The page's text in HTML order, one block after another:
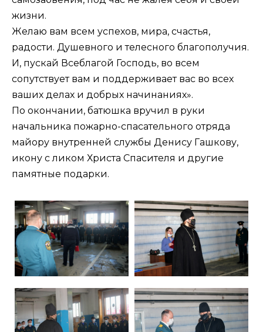
жизни.
Желаю вам всем успехов, мира, счастья,
радости. Душевного и телесного благополучия.
И, пускай Всеблагой Господь, во всем
сопутствует вам и поддерживает вас во всех
ваших делах и добрых начинаниях».
По окончании, батюшка вручил в руки
начальника пожарно-спасательного отряда
майору внутренней службы Денису Гашкову,
икону с ликом Христа Спасителя и другие
памятные подарки.